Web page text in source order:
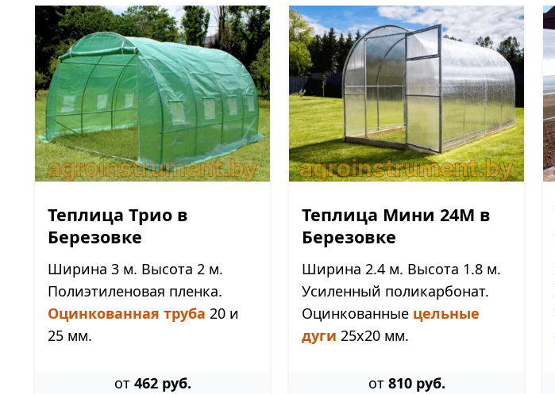
Теплица Трио в
Березовке
Ширина 3 м. Высота 2 м.
Полиэтиленовая пленка.
Оцинкованная труба 20 и
25 мм.
от 462 руб.
Теплица Мини 24М в
Березовке
Ширина 2.4 м. Высота 1.8 м.
Усиленный поликарбонат.
Оцинкованные цельные
дуги 25х20 мм.
от 810 руб.